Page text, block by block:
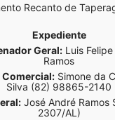
Recanto de
Expediente
Geral:Luis Felipe
Ramos
Simone da
Silva (82) 98865-2140
José André Ramos
2307/AL)